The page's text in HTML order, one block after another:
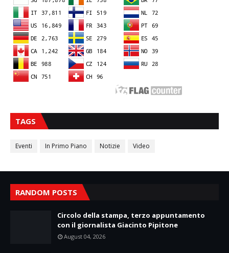
TAGS
Eventi In Primo Piano Notizie Video
RANDOM POSTS
Circolo della stampa, terzo appuntamento
con il giornalista Giacinto Pipitone
August 04, 2026